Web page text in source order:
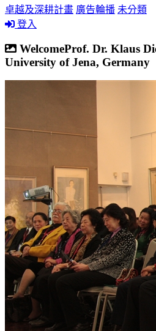
卓越及深耕計畫 廣告輪播 未分類
登入
WelcomeProf. Dr. Klaus
University of Jena, Germany